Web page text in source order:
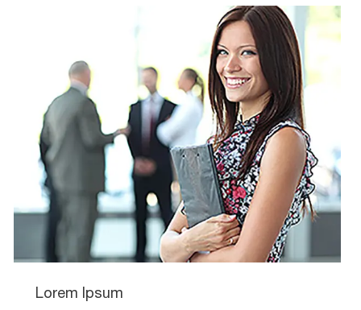
Lorem Ipsum